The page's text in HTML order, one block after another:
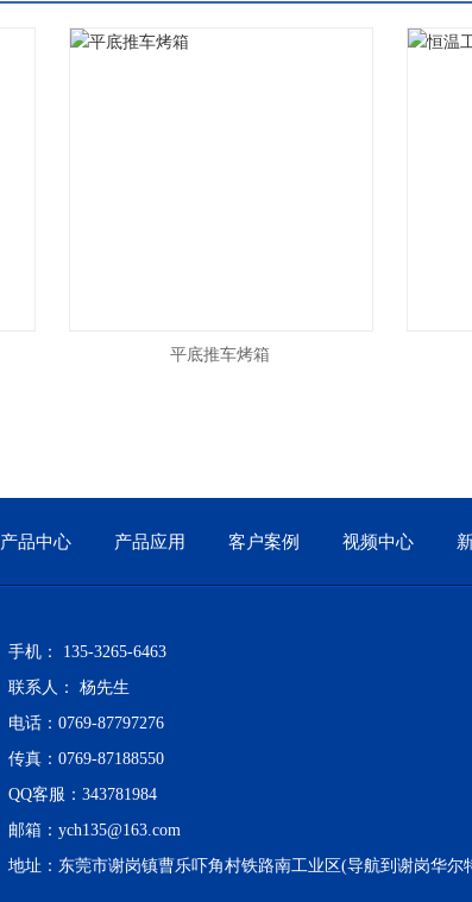
平底推车烤箱
产品中心 产品应用 客户案例 视频中心
手机： 135-3265-6463
联系人： 杨先生
电话：0769-87797276
传真：0769-87188550
QQ客服：343781984
邮箱： ych135@163.com
地址：东莞市谢岗镇曹乐吓角村铁路南工业区(导航到谢岗华尔